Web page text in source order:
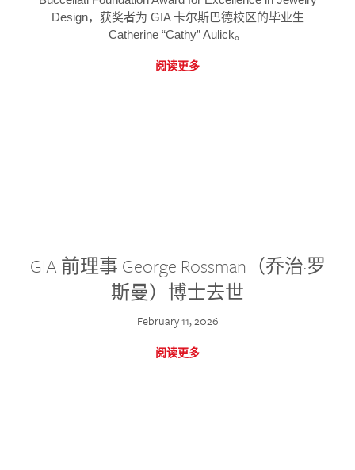
Design，获奖者为 GIA 卡尔斯巴德校区的毕业生
Catherine “Cathy” Aulick。
阅读更多
GIA 前理事 George Rossman（乔治·罗
斯曼）博士去世
February 11, 2026
阅读更多